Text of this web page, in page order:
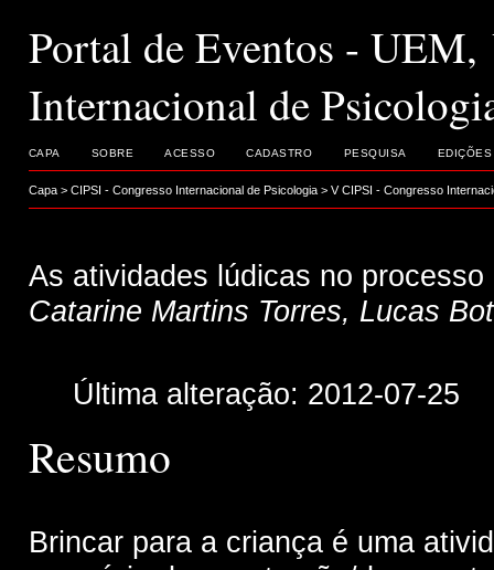
Portal de Eventos -
Internacional de
CAPA SOBRE ACESSO CADASTRO PESQUISA
Capa> CIPSI - Congresso Internacional de Psicologia> V CIPSI - Congresso
As atividades lúdicas no
Catarine Martins Torres, Lucas
Última alteração: 2012-07-25
Resumo
Brincar para a criança é uma